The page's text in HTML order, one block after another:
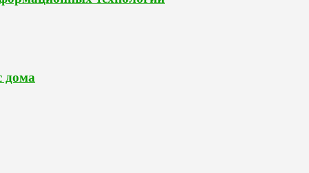
дома